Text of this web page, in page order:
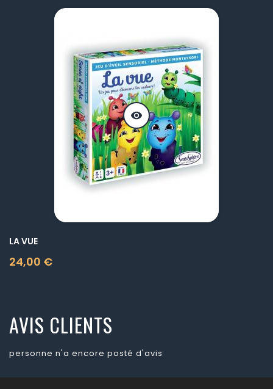
visibility
LA VUE
24,00 €
Prix
AVIS CLIENTS
personne n'a encore posté d'avis